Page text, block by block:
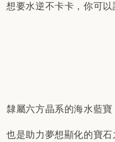
想要水逆不卡卡，你可以
隸屬六方晶系的海水藍寶
也是助力夢想顯化的寶石